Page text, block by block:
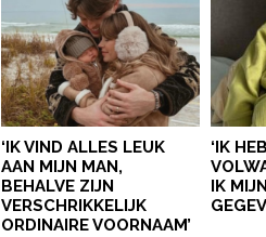
‘IK VIND ALLES LEUK
AAN MIJN MAN,
BEHALVE ZIJN
VERSCHRIKKELIJK
ORDINAIRE VOORNAAM’
‘IK
IK